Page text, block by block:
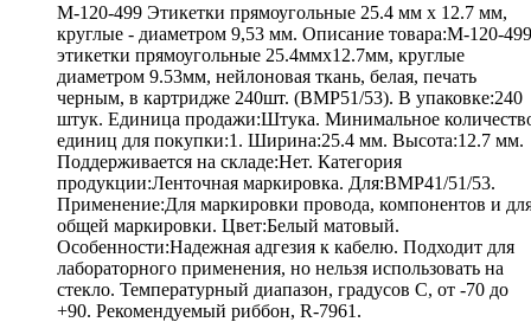
M-120-499 Этикетки прямоугольные 25.4 мм х 12.7 мм,
круглые - диаметром 9,53 мм. Описание товара:M-120-499
этикетки прямоугольные 25.4ммх12.7мм, круглые
диаметром 9.53мм, нейлоновая ткань, белая, печать
черным, в картридже 240шт. (BMP51/53). В упаковке:240
штук. Единица продажи:Штука. Минимальное
единиц для покупки:1. Ширина:25.4 мм. Высота:12.7 мм.
Поддерживается на складе:Нет. Категория
продукции:Ленточная маркировка. Для:BMP41/51/53.
Применение:Для маркировки провода, компонентов и
общей маркировки. Цвет:Белый матовый.
Особенности:Надежная адгезия к кабелю. Подходит для
лабораторного применения, но нельзя использовать на
стекло. Температурный диапазон, градусов С, от -70 до
+90. Рекомендуемый риббон, R-7961.